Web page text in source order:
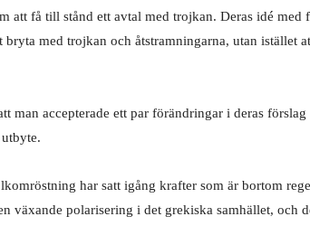
att få till stånd ett avtal med trojkan. Deras idé
bryta med trojkan och åtstramningarna, utan istället
man accepterade ett par förändringar i deras
har satt igång krafter som är bortom
växande polarisering i det grekiska samhället, och